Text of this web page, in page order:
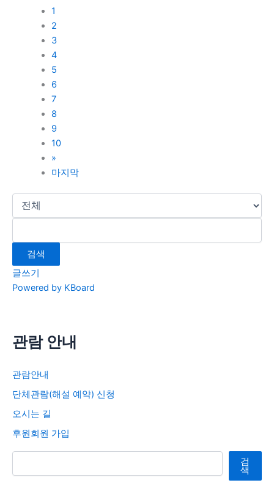
1
2
3
4
5
6
7
8
9
10
»
마지막
검색
글쓰기
Powered by KBoard
관람 안내
관람안내
단체관람(해설 예약) 신청
오시는 길
후원회원 가입
검색 검
색